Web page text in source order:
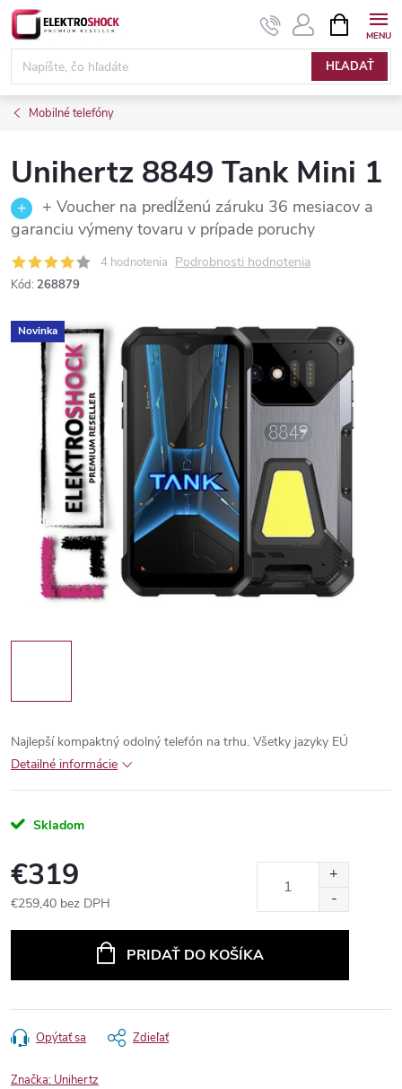
Prejsť
na
obsah
HĽADAŤ
KOŠÍK
Mobilné telefóny
Unihertz 8849 Tank Mini 1
+ Voucher na predĺženú záruku 36 mesiacov a
garanciu výmeny tovaru v prípade poruchy
4 hodnotenia Podrobnosti hodnotenia
Kód: 268879
Novinka
Najlepší kompaktný odolný telefón na trhu. Všetky jazyky EÚ
Detailné informácie
Skladom
€319
€259,40 bez DPH
PRIDAŤ DO KOŠÍKA
Opýtať sa Zdieľať
Značka: Unihertz